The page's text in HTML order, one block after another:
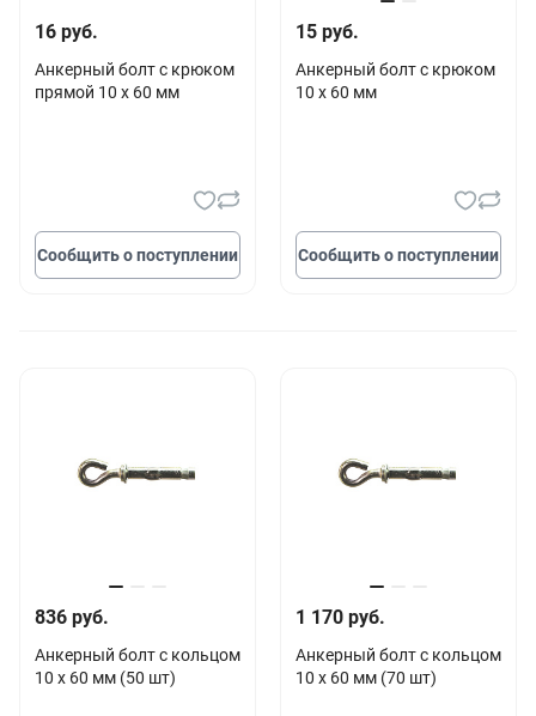
16 руб.
Анкерный болт с крюком
прямой 10 х 60 мм
Сообщить о поступлении
15 руб.
Анкерный болт с крюком
10 х 60 мм
Сообщить о поступлении
836 руб.
Анкерный болт с кольцом
10 х 60 мм (50 шт)
1 170 руб.
Анкерный болт с кольцом
10 х 60 мм (70 шт)